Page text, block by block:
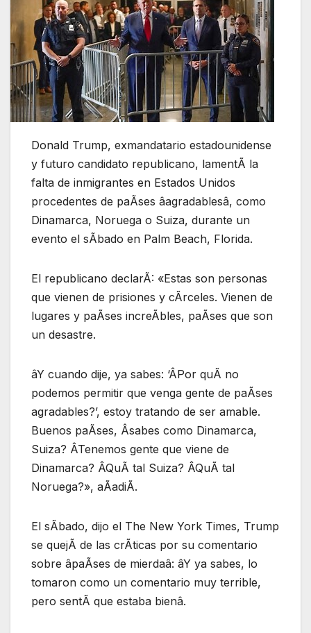
Donald Trump, exmandatario estadounidense
y futuro candidato republicano, lamentÃ la
falta de inmigrantes en Estados Unidos
procedentes de paÃses âagradablesâ, como
Dinamarca, Noruega o Suiza, durante un
evento el sÃbado en Palm Beach, Florida.
El republicano declarÃ: «Estas son personas
que vienen de prisiones y cÃrceles. Vienen de
lugares y paÃses increÃbles, paÃses que son
un desastre.
âY cuando dije, ya sabes: ‘ÂPor quÃ no
podemos permitir que venga gente de paÃses
agradables?’, estoy tratando de ser amable.
Buenos paÃses, Âsabes como Dinamarca,
Suiza? ÂTenemos gente que viene de
Dinamarca? ÂQuÃ tal Suiza? ÂQuÃ tal
Noruega?», aÃadiÃ.
El sÃbado, dijo el The New York Times, Trump
se quejÃ de las crÃticas por su comentario
sobre âpaÃses de mierdaâ: âY ya sabes, lo
tomaron como un comentario muy terrible,
pero sentÃ que estaba bienâ.